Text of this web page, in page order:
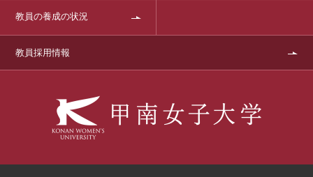
教員の養成の状況
教員採用情報